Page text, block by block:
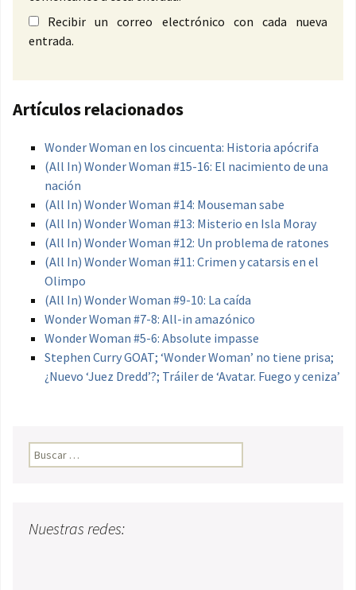
Recibir un correo electrónico con cada nueva
entrada.
Artículos relacionados
Wonder Woman en los cincuenta: Historia apócrifa
(All In) Wonder Woman #15-16: El nacimiento de una
nación
(All In) Wonder Woman #14: Mouseman sabe
(All In) Wonder Woman #13: Misterio en Isla Moray
(All In) Wonder Woman #12: Un problema de ratones
(All In) Wonder Woman #11: Crimen y catarsis en el
Olimpo
(All In) Wonder Woman #9-10: La caída
Wonder Woman #7-8: All-in amazónico
Wonder Woman #5-6: Absolute impasse
Stephen Curry GOAT; ‘Wonder Woman’ no tiene prisa;
¿Nuevo ‘Juez Dredd’?; Tráiler de ‘Avatar. Fuego y ceniza’
Buscar:
Nuestras redes: